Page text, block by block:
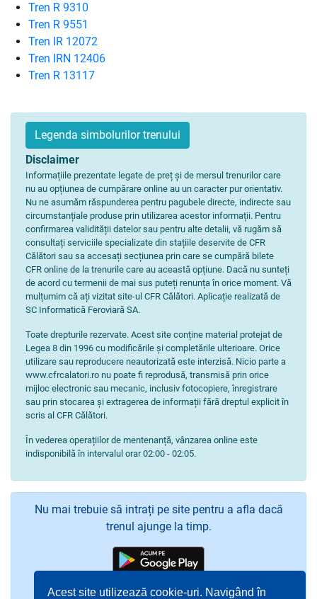
Acest site utilizează cookie-uri. Navigând în
Tren R 9310
Tren R 9551
Tren IR 12072
Tren IRN 12406
Tren R 13117
Legenda simbolurilor trenului
Disclaimer
Informațiile prezentate legate de preț și de mersul trenurilor care
nu au opțiunea de cumpărare online au un caracter pur orientativ.
Nu ne asumăm răspunderea pentru pagubele directe, indirecte sau
circumstanțiale produse prin utilizarea acestor informații. Pentru
confirmarea validității datelor sau pentru alte detalii, vă rugăm să
consultați serviciile specializate din stațiile deservite de CFR
Călători sau sa accesați secțiunea prin care se cumpără bilete
CFR online de la trenurile care au această opțiune. Dacă nu sunteți
de acord cu termenii de mai sus puteți renunța în orice moment. Vă
mulțumim că ați vizitat site-ul CFR Călători. Aplicație realizată de
SC Informatică Feroviară SA.
Toate drepturile rezervate. Acest site conține material protejat de
Legea 8 din 1996 cu modificările și completările ulterioare. Orice
utilizare sau reproducere neautorizată este interzisă. Nicio parte a
www.cfrcalatori.ro nu poate fi reprodusă, transmisă prin orice
mijloc electronic sau mecanic, inclusiv fotocopiere, înregistrare
sau prin stocarea și extragerea de informații fără dreptul explicit în
scris al CFR Călători.
În vederea operațiilor de mentenanță, vânzarea online este
indisponibilă în intervalul orar 02:00 - 02:05.
Nu mai trebuie să intrați pe site pentru a afla dacă
trenul ajunge la timp.